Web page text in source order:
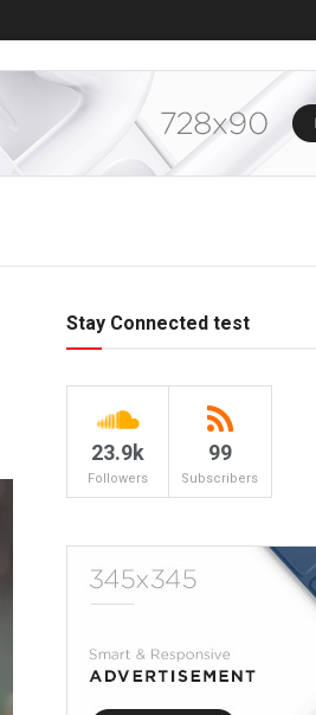
Stay Connected test
23.9k
Followers
99
Subscribers